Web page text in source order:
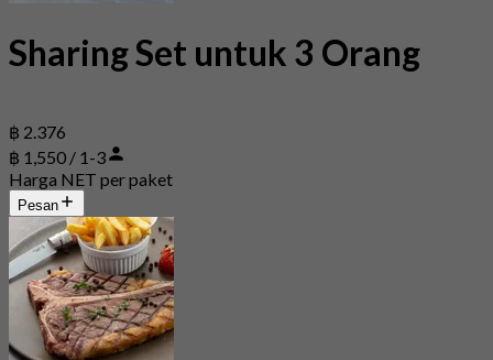
Sharing Set untuk 3 Orang
฿ 2.376
฿ 1,550 / 1-3
Harga NET per paket
Pesan